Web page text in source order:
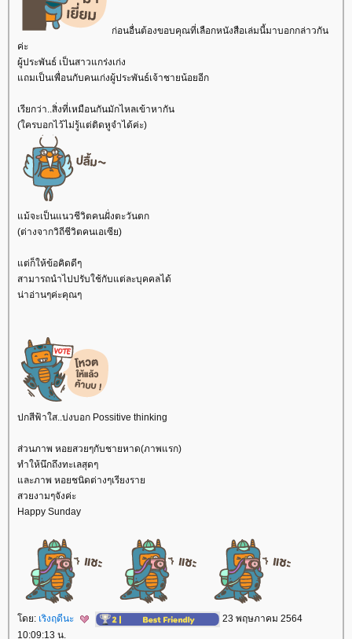
ก่อนอื่นต้องขอบคุณที่เลือกหนังสือเล่มนี้มาบอกกล่าวกัน
ค่ะ
ผู้ประพันธ์ เป็นสาวแกร่งเก่ง
ถมเป็นเพื่อนกับคนเก่งผู้ประพันธ์เจ้าชายน้อยอีก
เรียกว่า..สิ่งที่เหมือนกันมักไหลเข้าหากัน
(ใครบอกไว้ไม่รู้แต่ติดหูจำได้ค่ะ)
ม้จะเป็นแนวชีวิตคนฝั่งตะวันตก
(ต่างจากวิถีชีวิตคนเอเซีย)
ต่ก็ให้ข้อคิดดีๆ
สามารถนำไปปรับใช้กับแต่ละบุคคลได้
น่าอ่านๆค่ะคุณๆ
ปกสีฟ้าใส..บ่งบอก Possitive thinking
ส่วนภาพ หอยสวยๆกับชายหาด(ภาพแรก)
ทำให้นึกถึงทะเลสุดๆ
ละภาพ หอยชนิดต่างๆเรียงรา
สวยงามๆจังค่ะ
Happy Sunday
ดย: เริงฤดีนะ
23 พฤษภาคม 2564
10:09:13 น.